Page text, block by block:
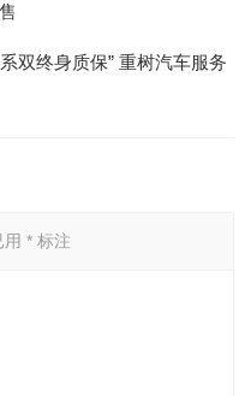
双终身质保” 重树汽车服务
用 *标注